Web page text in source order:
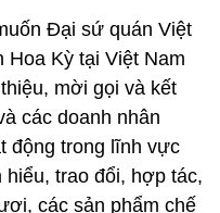
Đại sứ quán Việt
Kỳ tại Việt Nam
mời gọi và kết
các doanh nhân
động trong lĩnh vực
trao đổi, hợp tác,
các sản phẩm chế